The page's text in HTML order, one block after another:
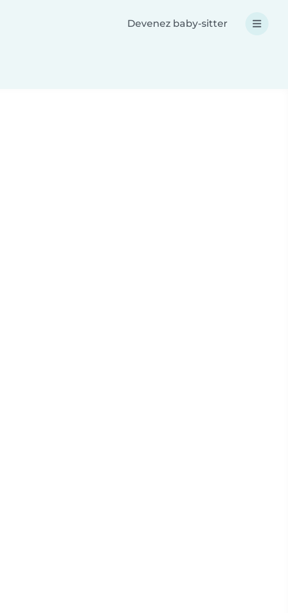
Devenez baby-sitter